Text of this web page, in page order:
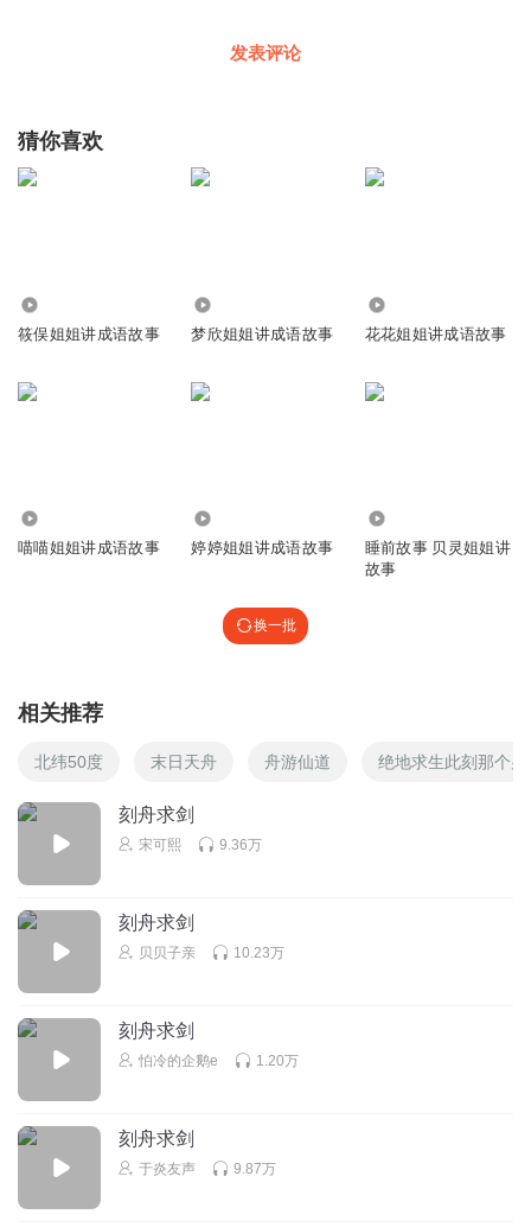
发表评论
猜你喜欢
筱俣姐姐讲成语故事 梦欣姐姐讲成语故事 花花姐姐讲成语故事
喵喵姐姐讲成语故事 婷婷姐姐讲成语故事
睡前故事 贝灵姐姐讲
故事
换一批
相关推荐
北纬50度 末日天舟 舟游仙道 绝地求生此刻那个
刻舟求剑
宋可熙 9.36万
刻舟求剑
贝贝子亲 10.23万
刻舟求剑
怕冷的企鹅e 1.20万
刻舟求剑
于炎友声 9.87万